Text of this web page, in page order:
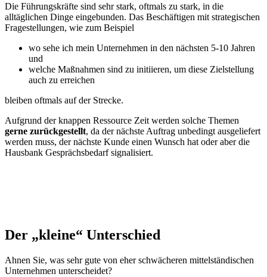
Die Führungskräfte sind sehr stark, oftmals zu stark, in die
alltäglichen Dinge eingebunden. Das Beschäftigen mit strategischen
Fragestellungen, wie zum Beispiel
wo sehe ich mein Unternehmen in den nächsten 5-10 Jahren
und
welche Maßnahmen sind zu initiieren, um diese Zielstellung
auch zu erreichen
bleiben oftmals auf der Strecke.
Aufgrund der knappen Ressource Zeit werden solche Themen
gerne zurückgestellt, da der nächste Auftrag unbedingt ausgeliefert
werden muss, der nächste Kunde einen Wunsch hat oder aber die
Hausbank Gesprächsbedarf signalisiert.
Der „kleine“ Unterschied
Ahnen Sie, was sehr gute von eher schwächeren mittelständischen
Unternehmen unterscheidet?